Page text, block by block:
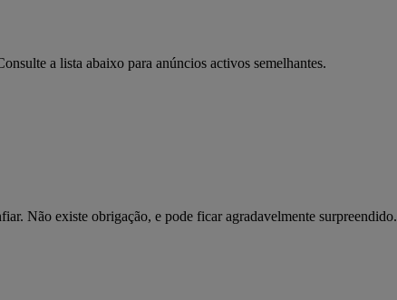
a lista abaixo para anúncios activos semelhantes.
Não existe obrigação, e pode ficar agradavelmente surpreendido.